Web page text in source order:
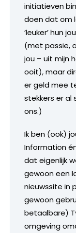
initiatieven
doen dat om
‘leuker’ hun
(met passie,
jou – uit mijn
ooit), maar
er geld mee
stekkers er al
ons.)
Ik ben (ook)
Information
dat eigenlijk
gewoon een
nieuwssite in
gewoon
betaalbare)
omgeving